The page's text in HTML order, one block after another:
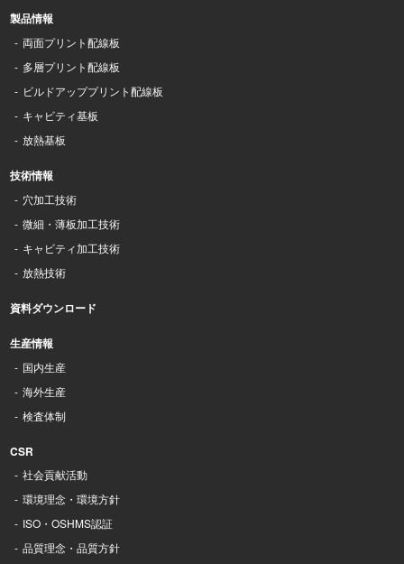
製品情報
両面プリント配線板
多層プリント配線板
ビルドアッププリント配線板
キャビティ基板
放熱基板
技術情報
穴加工技術
微細・薄板加工技術
キャビティ加工技術
放熱技術
資料ダウンロード
生産情報
国内生産
海外生産
検査体制
CSR
社会貢献活動
環境理念・環境方針
ISO・OSHMS認証
品質理念・品質方針